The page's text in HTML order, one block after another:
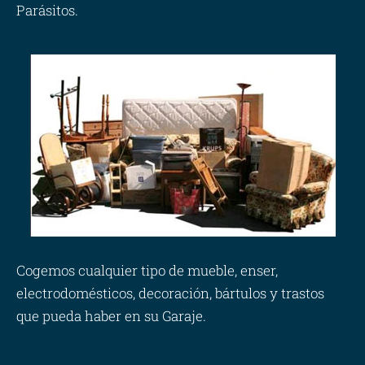
Parásitos.
Cogemos cualquier tipo de mueble, enser,
electrodomésticos, decoración, bártulos y trastos
que pueda haber en su Garaje.